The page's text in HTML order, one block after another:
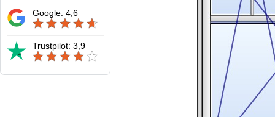
Google: 4,6
Trustpilot: 3,9